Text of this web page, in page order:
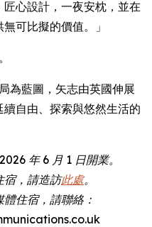
心設計，一夜安枕，並在
可比擬的價值。」
為藍圖，矢志由英國伸展
自由、探索與悠然生活的
年 6 月 1 日開業。
宿，請造訪此處。
住宿，請聯絡：